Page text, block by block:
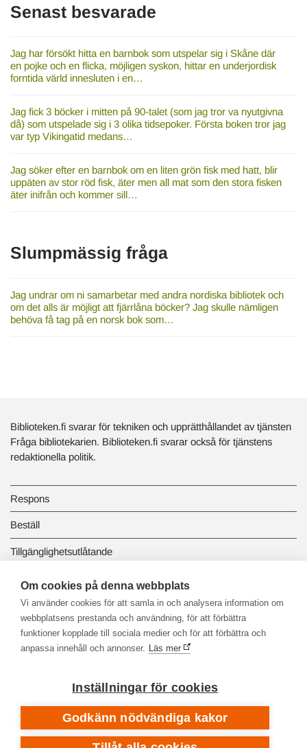
Senast besvarade
Jag har försökt hitta en barnbok som utspelar sig i Skåne där
en pojke och en flicka, möjligen syskon, hittar en underjordisk
forntida värld innesluten i en…
Jag fick 3 böcker i mitten på 90-talet (som jag tror va nyutgivna
då) som utspelade sig i 3 olika tidsepoker. Första boken tror jag
var typ Vikingatid medans…
Jag söker efter en barnbok om en liten grön fisk med hatt, blir
uppäten av stor röd fisk, äter men all mat som den stora fisken
äter inifrån och kommer sill…
Slumpmässig fråga
Jag undrar om ni samarbetar med andra nordiska bibliotek och
om det alls är möjligt att fjärrlåna böcker? Jag skulle nämligen
behöva få tag på en norsk bok som…
Biblioteken.fi svarar för tekniken och upprätthållandet av tjänsten
Fråga bibliotekarien. Biblioteken.fi svarar också för tjänstens
redaktionella politik.
Respons
Beställ
Tillgänglighetsutlåtande
Dataskydd och registerbeskrivningar
Länkbiblioteket
Om cookies på denna webbplats
Vi använder cookies för att samla in och analysera information om
webbplatsens prestanda och användning, för att förbättra
funktioner kopplade till sociala medier och för att förbättra och
anpassa innehåll och annonser. Läs mer
Inställningar för cookies
Godkänn nödvändiga kakor